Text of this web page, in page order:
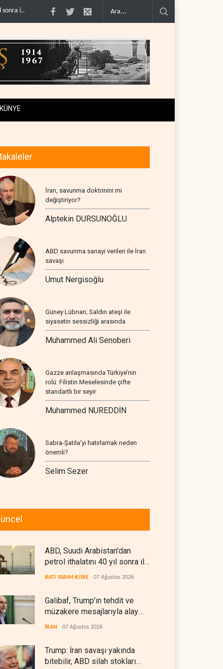
alay et.. Trump: İran savaşı yakında bitebilir, ABD silah stoklar�..
KÜNYE
İran, savunma doktrinini mi
değiştiriyor?
Alptekin DURSUNOĞLU
ABD savunma sanayi verileri ile İran
savaşı
Umut Nergisoğlu
Güney Lübnan; Saldırı ateşi ile
siyasetin sessizliği arasında
Muhammed Ali Senoberi
Gazze anlaşmasında Türkiye’nin
rolü: Filistin Meselesinde çifte
standartlı bir seyir
Muhammed NUREDDİN
Sabra-Şatila’yı hatırlamak neden
önemli?
Selim Sezer
ABD, Suudi Arabistan'dan
petrol ithalatını 40 yıl sonra ilk
kez durdurdu
BATI YARIM KÜRE 07 Ağustos 2026
Galibaf, Trump'ın tehdit ve
müzakere mesajlarıyla alay
etti
İRAN 07 Ağustos 2026
Trump: İran savaşı yakında
bitebilir, ABD silah stokları